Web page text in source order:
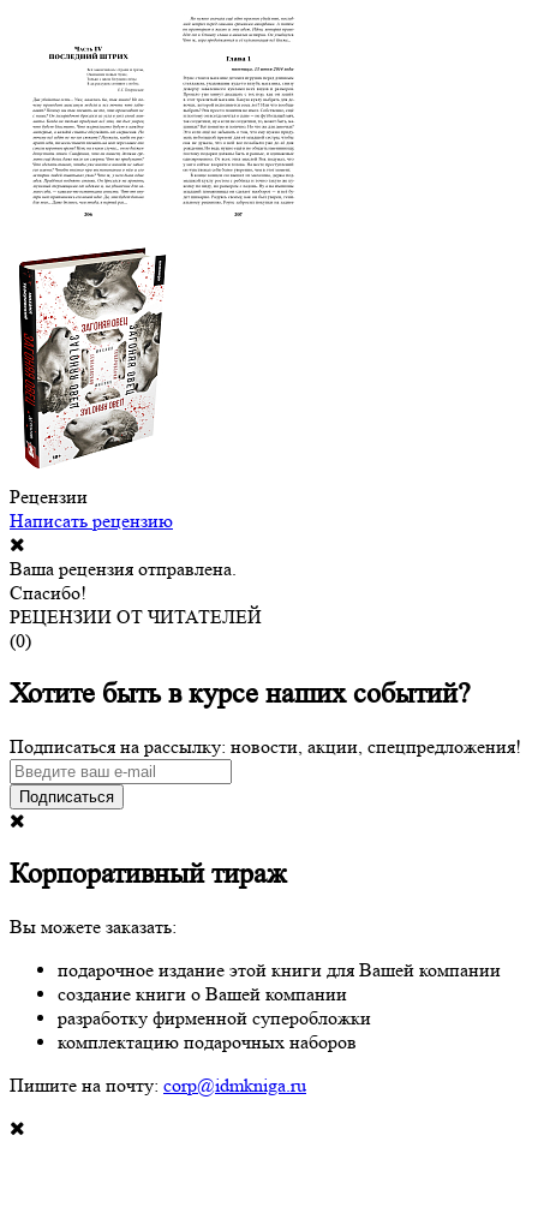
Рецензии
Написать рецензию
Ваша рецензия отправлена.
Спасибо!
РЕЦЕНЗИИ ОТ ЧИТАТЕЛЕЙ
(0)
Хотите быть в курсе наших событий?
Подписаться на рассылку: новости, акции, спецпредложения!
Подписаться
Корпоративный тираж
Вы можете заказать:
подарочное издание этой книги для Вашей компании
создание книги о Вашей компании
разработку фирменной суперобложки
комплектацию подарочных наборов
Пишите на почту: corp@idmkniga.ru